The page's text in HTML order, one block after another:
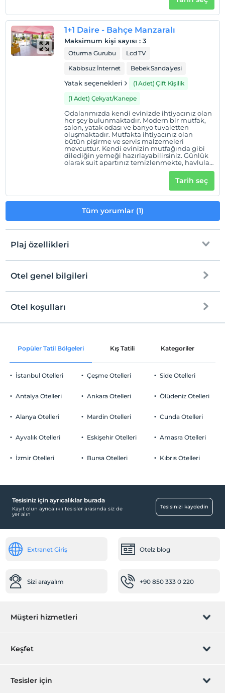
2 yaşına kadar olan bebekler ücretsizdir.
Her bir oda için 6 yaşına kadar 1 çocuk ücretsizdir
1+1 Daire - Bahçe Manzaralı
Maksimum kişi sayısı : 3
Oturma Gurubu
Lcd TV
Kablosuz İnternet
Bebek Sandalyesi
Yatak seçenekleri
(1 Adet) Çift Kişilik
(1 Adet) Çekyat/Kanepe
Odalarımızda kendi evinizde ihtiyacınız olan
her şey bulunmaktadır. Modern bir mutfak,
salon, yatak odası ve banyo tuvaletten
oluşmaktadır. Mutfakta ihtiyacınız olan
bütün pişirme ve servis malzemeleri
mevcuttur. Kendi evinizin mutfağında gibi
dilediğin yemeği hazırlayabilirsiniz. Günlük
olarak suit apartınız temizlenmekte, havluları
ve ihtiyaç halinde yatak nevresim takımları
değiştirilmektedir. İlk girişte dolabınıza
tam Kalkan'ın kalbinde yer almaktadır. Semt
pazarına, marketlere, trafiğe kapalı eski
taksi durağına max 5 ila 10 dakika arasında
dileklerimizle.
Tarih seç
Tüm yorumlar (1)
Plaj özellikleri
Plaja 1 km mesafededir
Otel genel bilgileri
Ortak alanlar ve tüm odalar
Otopark
Ücretsiz Halka Açık Otopark
Yiyecek & İçecek
Lobi
Çocuk Havuzu
24 saat açık resepsiyon
Hastaneye kolay ulaşım (15 dakika)
Otel koşulları
Check/in
Check/out
En geç saat 11:00 ve öncesi
Evcil Hayvan
2 yaşına kadar olan bebekler ücretsizdir.
Popüler Tatil Bölgeleri Kış Tatili Kategoriler
İstanbul Otelleri
Antalya Otelleri
Alanya Otelleri
Ayvalık Otelleri
İzmir Otelleri
Çeşme Otelleri
Ankara Otelleri
Mardin Otelleri
Eskişehir Otelleri
Bursa Otelleri
Side Otelleri
Ölüdeniz Otelleri
Cunda Otelleri
Amasra Otelleri
Kıbrıs Otelleri
Tesisiniz için ayrıcalıklar burada
Kayıt olun ayrıcalıklı tesisler arasında siz de
yer alın
Tesisinizi kaydedin
Extranet Giriş Otelz blog
Sizi arayalım +90 850 333 0 220
Müşteri hizmetleri
Rezervasyon yönet
Keşfet
Hediye Kart
Tesisler için